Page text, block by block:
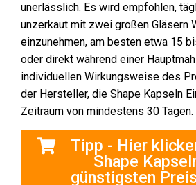
unerlässlich. Es wird empfohlen,
unzerkaut mit zwei großen Gläsern
einzunehmen, am besten etwa 15
oder direkt während einer
individuellen Wirkungsweise des
der Hersteller, die Shape Kapseln
Zeitraum von mindestens 30 Tagen.
Tipp - Hier
Shape
günstigsten